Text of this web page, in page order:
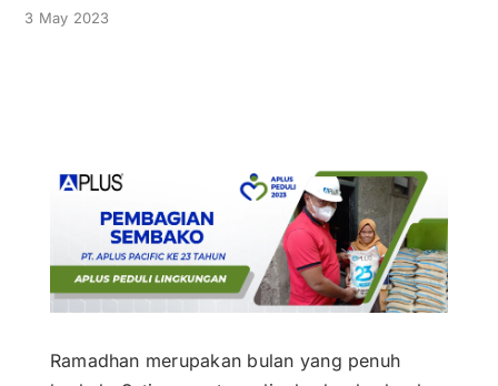
Contact
Career
3 May 2023
Ramadhan merupakan bulan yang penuh